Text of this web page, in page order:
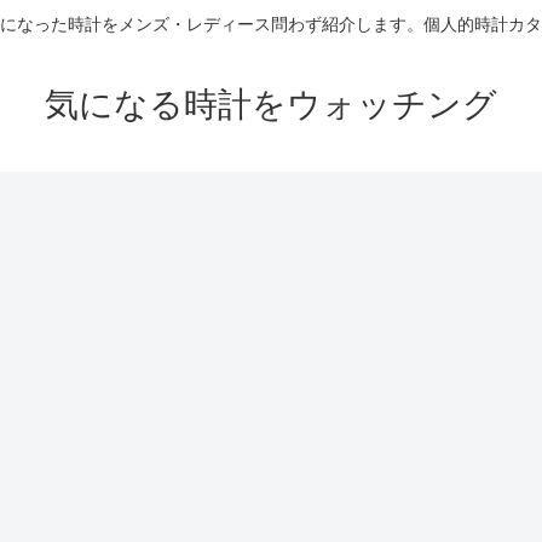
なった時計をメンズ・レディース問わず紹介します。個人的時計カタ
気になる時計をウォッチング